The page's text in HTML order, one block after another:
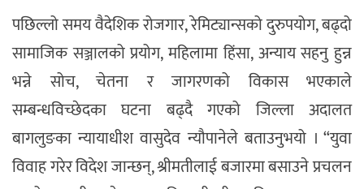
पछिल्लो समय वैदेशिक रोजगार, रेमिट्यान्सको दुरुपयोग, बढ्दो
सामाजिक सञ्जालको प्रयोग, महिलामा हिंसा, अन्याय सहनु हुन्न
भन्ने सोच, चेतना र जागरणको विकास भएकाले
सम्बन्धविच्छेदका घटना बढ्दै गएको जिल्ला अदालत
बागलुङका न्यायाधीश वासुदेव न्यौपानेले बताउनुभयो । “युवा
विवाह गरेर विदेश जान्छन्, श्रीमतीलाई बजारमा बसाउने प्रचलन